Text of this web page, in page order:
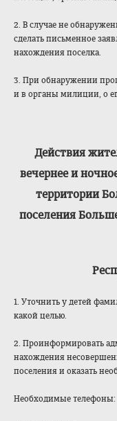
2. В случае не
сделать письменное
нахождения поселка.
3. При обнаружении
и в органы милиции, о
Действия
вечернее и
территории
поселения
1. Уточнить у детей
какой целью.
2. Проинформировать
нахождения
поселения и оказать
Необходимые телефоны: